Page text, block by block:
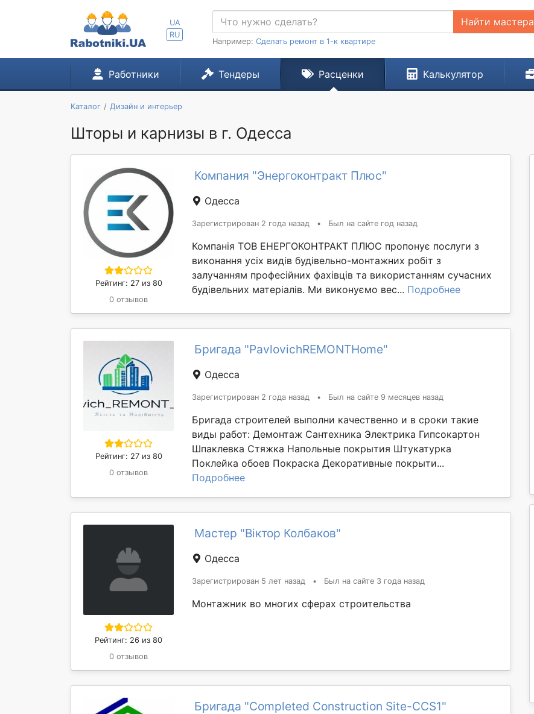
UA
RU
Найти мастера
Например: Сделать ремонт в 1-к квартире
Работники Тендеры Расценки Калькулятор
Каталог Дизайн и интерьер
Шторы и карнизы в г. Одесса
Рейтинг: 27 из 80
0 отзывов
Компания "Энергоконтракт Плюс"
Одесса
Зарегистрирован 2 года назад • Был на сайте год назад
Компанія ТОВ ЕНЕРГОКОНТРАКТ ПЛЮС пропонує послуги з
виконання усіх видів будівельно-монтажних робіт з
залучанням професійних фахівців та використанням сучасних
будівельних матеріалів. Ми виконуємо вес... Подробнее
Рейтинг: 27 из 80
0 отзывов
Бригада "PavlovichREMONTHome"
Одесса
Зарегистрирован 2 года назад • Был на сайте 9 месяцев назад
Бригада строителей выполни качественно и в сроки такие
виды работ: Демонтаж Сантехника Электрика Гипсокартон
Шпаклевка Стяжка Напольные покрытия Штукатурка
Поклейка обоев Покраска Декоративные покрыти...
Подробнее
Рейтинг: 26 из 80
0 отзывов
Мастер "Віктор Колбаков"
Одесса
Зарегистрирован 5 лет назад • Был на сайте 3 года назад
Монтажник во многих сферах строительства
Бригада "Completed Construction Site-CCS1"